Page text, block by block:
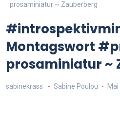
prosaminiatur ~ Zauberberg
Montagswort
prosaminiatur ~
sabinekrass Sabine Poulou